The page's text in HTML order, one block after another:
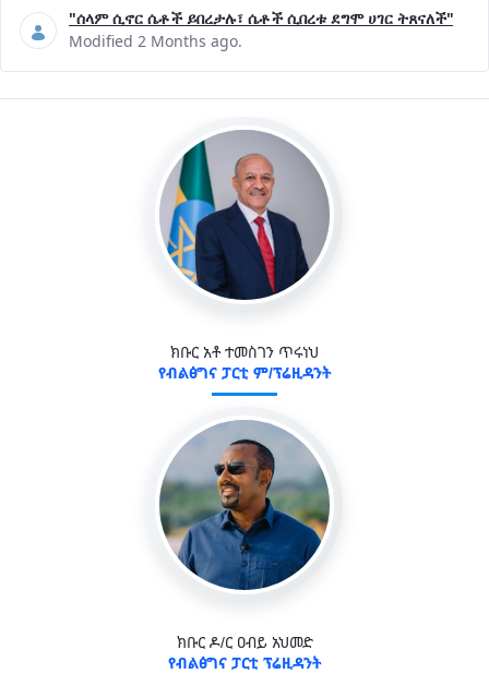
"ሰላም ሲኖር ሴቶች ይበረታሉ፣ ሴቶች ሲበረቱ ደግሞ ሀገር ትጸናለች"-
Modified 2 Months ago.
ክቡር አቶ ተመስገን ጥሩነህ
የብልፅግና ፓርቲ ም/ፕሬዚዳንት
ክቡር ዶ/ር ዐብይ አህመድ
የብልፅግና ፓርቲ ፕሬዚዳንት